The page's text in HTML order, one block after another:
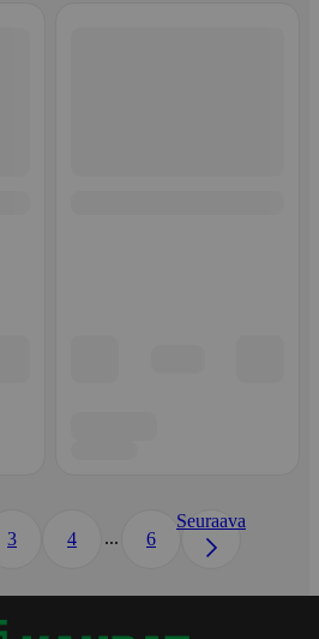
3 4 ... 6
Seuraava